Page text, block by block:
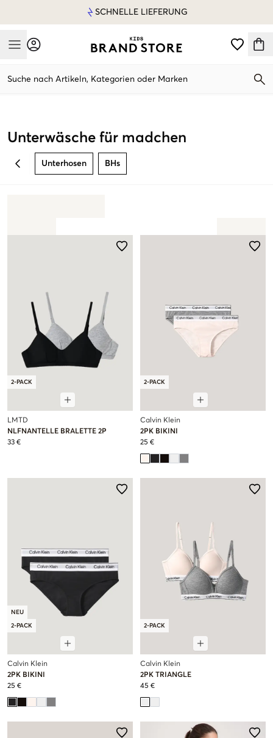
SCHNELLE LIEFERUNG
Mobile Menu
Suche nach Artikeln, Kategorien oder Marken
Unterwäsche für madchen
BACK Unterhosen BHs
2-PACK
LMTD
NLFNANTELLE BRALETTE 2P
33 €
2-PACK
Calvin Klein
2PK BIKINI
25 €
NEU
2-PACK
Calvin Klein
2PK BIKINI
25 €
2-PACK
Calvin Klein
2PK TRIANGLE
45 €